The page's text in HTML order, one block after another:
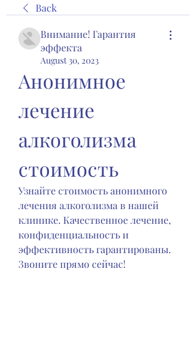
Back
Внимание! Гарантия
эффекта
August 30, 2023
Анонимное
лечение
алкоголизма
стоимость
Узнайте стоимость анонимного
лечения алкоголизма в нашей
клинике. Качественное лечение,
конфиденциальность и
эффективность гарантированы.
Звоните прямо сейчас!